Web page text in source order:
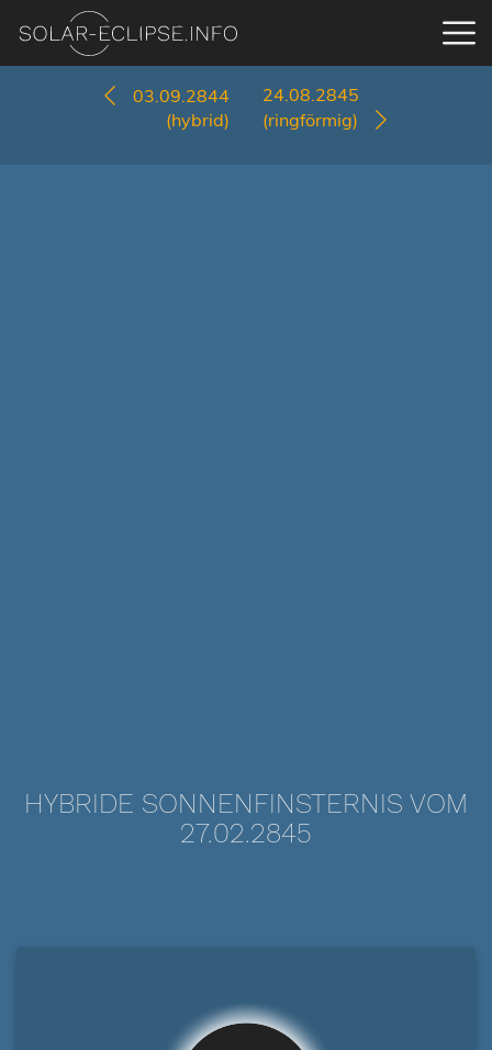
03.09.2844
(hybrid)
24.08.2845
(ringförmig)
HYBRIDE SONNENFINSTERNIS VOM
27.02.2845